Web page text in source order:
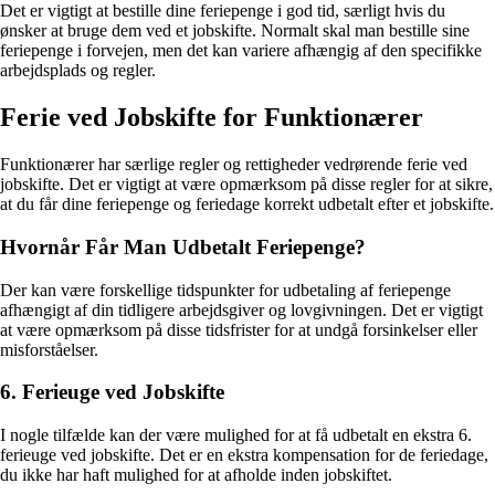
Det er vigtigt at bestille dine feriepenge i god tid, særligt hvis du
ønsker at bruge dem ved et jobskifte. Normalt skal man bestille sine
feriepenge i forvejen, men det kan variere afhængig af den specifikke
arbejdsplads og regler.
Ferie ved Jobskifte for Funktionærer
Funktionærer har særlige regler og rettigheder vedrørende ferie ved
jobskifte. Det er vigtigt at være opmærksom på disse regler for at sikre,
at du får dine feriepenge og feriedage korrekt udbetalt efter et jobskifte.
Hvornår Får Man Udbetalt Feriepenge?
Der kan være forskellige tidspunkter for udbetaling af feriepenge
afhængigt af din tidligere arbejdsgiver og lovgivningen. Det er vigtigt
at være opmærksom på disse tidsfrister for at undgå forsinkelser eller
misforståelser.
6. Ferieuge ved Jobskifte
I nogle tilfælde kan der være mulighed for at få udbetalt en ekstra 6.
ferieuge ved jobskifte. Det er en ekstra kompensation for de feriedage,
du ikke har haft mulighed for at afholde inden jobskiftet.